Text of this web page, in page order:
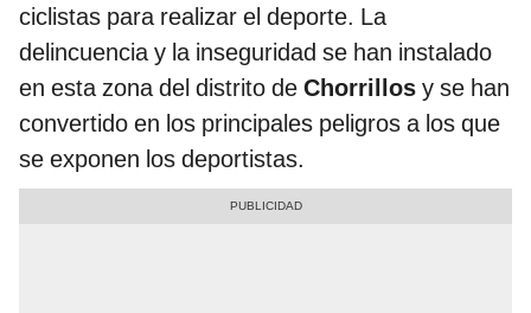
ciclistas para realizar el deporte. La
delincuencia y la inseguridad se han instalado
en esta zona del distrito de Chorrillos y se han
convertido en los principales peligros a los que
se exponen los deportistas.